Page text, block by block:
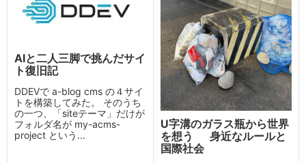
AIと二人三脚で挑んだサイ
ト復旧記
DDEVで a-blog cms の４サイ
トを構築してみた。 そのうち
の一つ、「siteテーマ」だけが
フォルダ名が my-acms-
project という...
U字溝のガラス瓶から世界
を想う 身近なルールと
国際社会